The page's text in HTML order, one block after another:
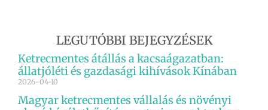
LEGUTÓBBI BEJEGYZÉSEK
Ketrecmentes átállás a kacsaágazatban:
állatjóléti és gazdasági kihívások Kínában
2026-04-10
Magyar ketrecmentes vállalás és növényi